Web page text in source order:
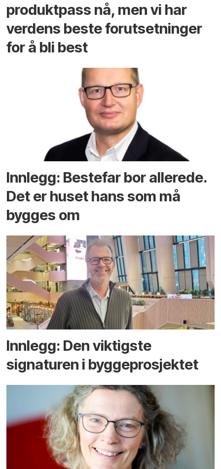
produktpass nå, men vi har
verdens beste forutsetninger
for å bli best
Innlegg: Bestefar bor allerede.
Det er huset hans som må
bygges om
Innlegg: Den viktigste
signaturen i bygge­­prosjektet